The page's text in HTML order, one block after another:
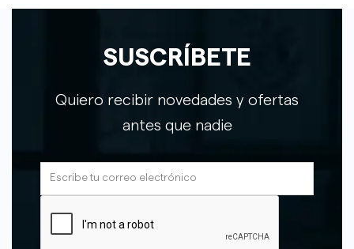
SUSCRÍBETE
Quiero recibir novedades y ofertas
antes que nadie